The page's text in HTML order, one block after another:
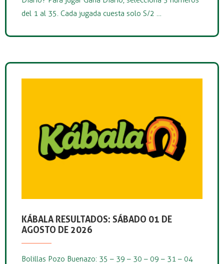
del 1 al 35. Cada jugada cuesta solo S/2 …
KÁBALA RESULTADOS: SÁBADO 01 DE
AGOSTO DE 2026
Bolillas Pozo Buenazo: 35 – 39 – 30 – 09 – 31 – 04